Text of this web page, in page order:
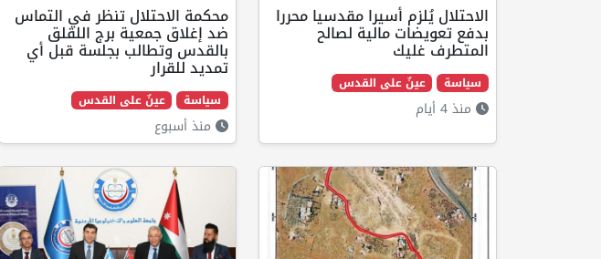
الاحتلال يُلزم أسيرا مقدسيا محررا
بدفع تعويضات مالية لصالح
المتطرف غليك
سياسة عينٌ على القدس
منذ 4 أيام
محكمة الاحتلال تنظر في التماس
ضد إغلاق جمعية برج اللقلق
بالقدس وتطالب بجلسة قبل أي
تمديد للقرار
سياسة عينٌ على القدس
منذ أسبوع